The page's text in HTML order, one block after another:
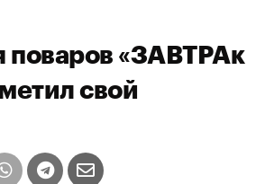
поваров «ЗАВТРАк
свой